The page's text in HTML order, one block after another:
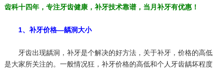
齿科十四年，专注牙齿健康，补牙技术靠谱，当月补牙有优惠！
1、补牙价格—龋洞大小
牙齿出现龋洞，补牙是个解决的好方法，关于补牙，价格的高低
是大家所关注的。一般情况狂，补牙价格的高低和个人牙齿龋坏程度